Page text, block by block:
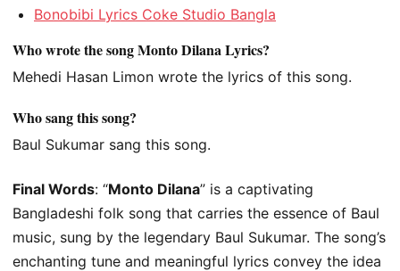
Bonobibi Lyrics Coke Studio Bangla
Who wrote the song Monto Dilana Lyrics?
Mehedi Hasan Limon wrote the lyrics of this song.
Who sang this song?
Baul Sukumar sang this song.
Final Words: “Monto Dilana” is a captivating
Bangladeshi folk song that carries the essence of Baul
music, sung by the legendary Baul Sukumar. The song’s
enchanting tune and meaningful lyrics convey the idea